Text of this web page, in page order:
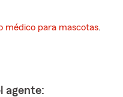
médico para mascotas.
agente: